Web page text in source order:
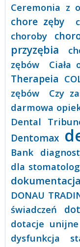
Ceremonia z
chore zęby
choroby
przyzębia
zębów
Ciała
Therapeia
zębów
Czy
darmowa
Dental
Dentomax
Bank
dla
DONAU
świadczeń
dotacje unijne
dysfunkcja